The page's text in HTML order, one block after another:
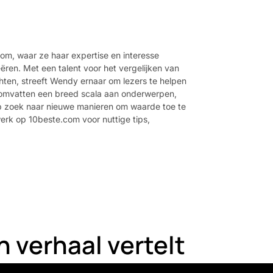
waar ze haar expertise en interesse
Met een talent voor het vergelijken van
streeft Wendy ernaar om lezers te helpen
een breed scala aan onderwerpen,
naar nieuwe manieren om waarde toe te
op 10beste.com voor nuttige tips,
verhaal vertelt